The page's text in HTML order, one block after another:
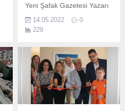
Yeni Şafak Gazetesi Yazarı
14.05.2022
0
229